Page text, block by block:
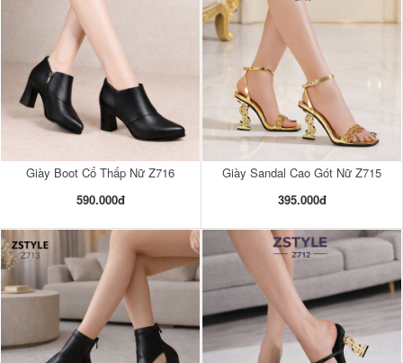
Giày Boot Cổ Thấp Nữ Z716
590.000đ
Giày Sandal Cao Gót Nữ Z715
395.000đ